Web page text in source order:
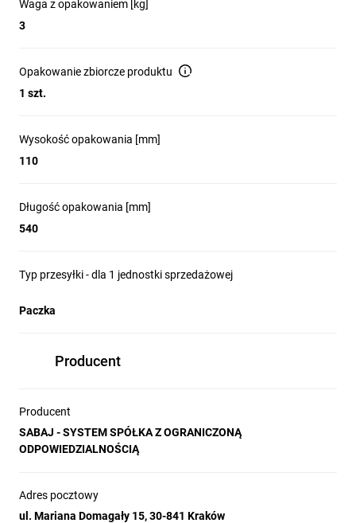
Instalacje telewizyjne: rozdzielanie i zabezpieczenie
koncentrycznych, zasilania kamer i organizacja
przewodów.
Instalacje telefoniczne i VoIP: montaż modułów
Waga z opakowaniem [kg]
3
Opakowanie zbiorcze produktu
1 szt.
Wysokość opakowania [mm]
110
Długość opakowania [mm]
540
Typ przesyłki - dla 1 jednostki sprzedażowej
Paczka
Producent
Producent
SABAJ - SYSTEM SPÓŁKA Z OGRANICZONĄ
ODPOWIEDZIALNOŚCIĄ
Adres pocztowy
ul. Mariana Domagały 15, 30-841 Kraków